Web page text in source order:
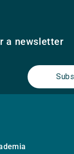
a newsletter